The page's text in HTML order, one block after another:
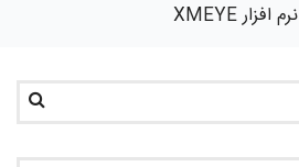
نرم افزار XMEYE